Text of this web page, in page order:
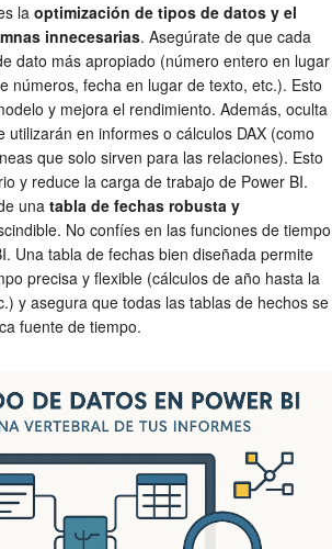
la optimización de tipos de datos y el
innecesarias. Asegúrate de que cada
dato más apropiado (número entero en lugar
números, fecha en lugar de texto, etc.). Esto
y mejora el rendimiento. Además, oculta
utilizarán en informes o cálculos DAX (como
que solo sirven para las relaciones). Esto
y reduce la carga de trabajo de Power BI.
una tabla de fechas robusta y
No confíes en las funciones de tiempo
Una tabla de fechas bien diseñada permite
precisa y flexible (cálculos de año hasta la
y asegura que todas las tablas de hechos se
fuente de tiempo.